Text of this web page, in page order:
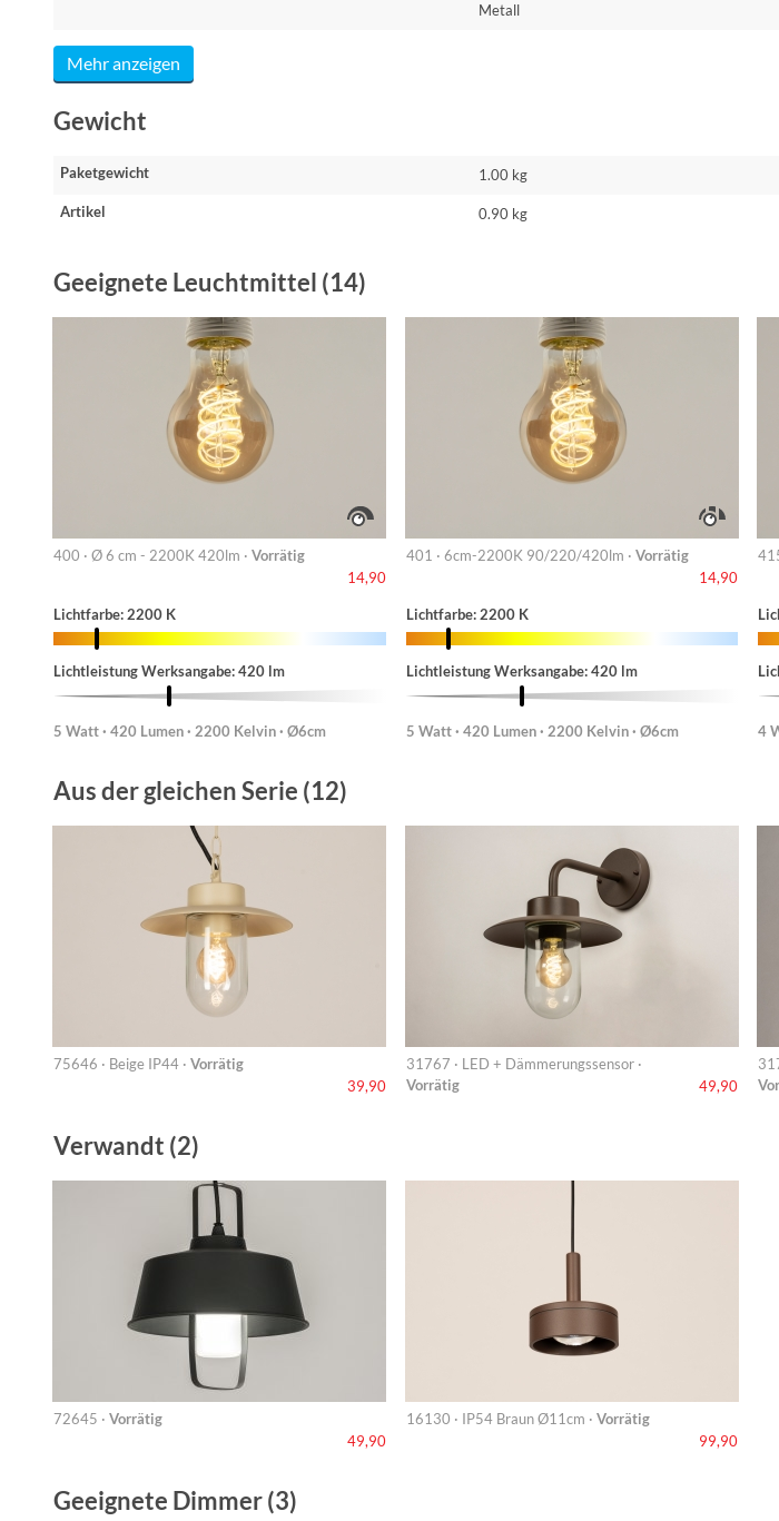
Metall
Mehr anzeigen
Gewicht
Paketgewicht 1.00 kg
Artikel 0.90 kg
Geeignete Leuchtmittel (14)
400 · Ø 6 cm - 2200K 420lm · Vorrätig
14,90
Lichtfarbe: 2200 K
Lichtleistung Werksangabe: 420 lm
5 Watt · 420 Lumen · 2200 Kelvin · Ø6cm
401 · 6cm-2200K 90/220/420lm · Vorrätig
14,90
Lichtfarbe: 2200 K
Lichtleistung Werksangabe: 420 lm
5 Watt · 420 Lumen · 2200 Kelvin · Ø6cm 4
Aus der gleichen Serie (12)
75646 · Beige IP44 · Vorrätig
39,90
31767 · LED + Dämmerungssensor ·
Vorrätig
49,90
Verwandt (2)
72645 · Vorrätig
49,90
16130 · IP54 Braun Ø11cm · Vorrätig
99,90
Geeignete Dimmer (3)